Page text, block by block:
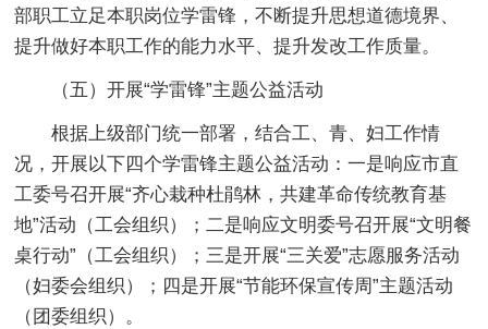
部职工立足本职岗位学雷锋，不断提升思想道德境界、
提升做好本职工作的能力水平、提升发改工作质量。
（五）开展“学雷锋”主题公益活动
根据上级部门统一部署，结合工、青、妇工作情
况，开展以下四个学雷锋主题公益活动：一是响应市直
工委号召开展“齐心栽种杜鹃林，共建革命传统教育基
地”活动（工会组织）；二是响应文明委号召开展“文明餐
桌行动”（工会组织）；三是开展“三关爱”志愿服务活动
（妇委会组织）；四是开展“节能环保宣传周”主题活动
（团委组织）。